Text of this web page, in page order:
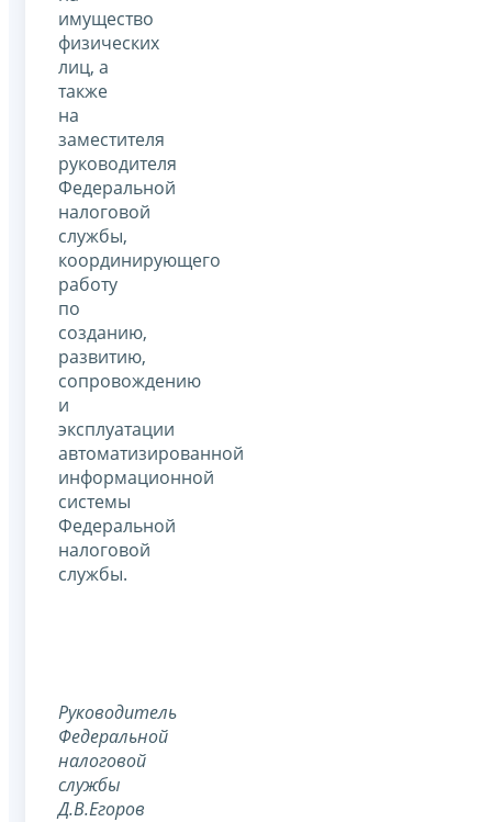
имущество
физических
лиц, а
также
на
заместителя
руководителя
Федеральной
налоговой
службы,
координирующего
работу
по
созданию,
развитию,
сопровождению
и
эксплуатации
автоматизированной
информационной
системы
Федеральной
налоговой
службы.
Руководитель
Федеральной
налоговой
службы
Д.В.Егоров